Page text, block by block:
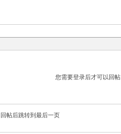
您需要登录后才可以回帖
回帖后跳转到最后一页